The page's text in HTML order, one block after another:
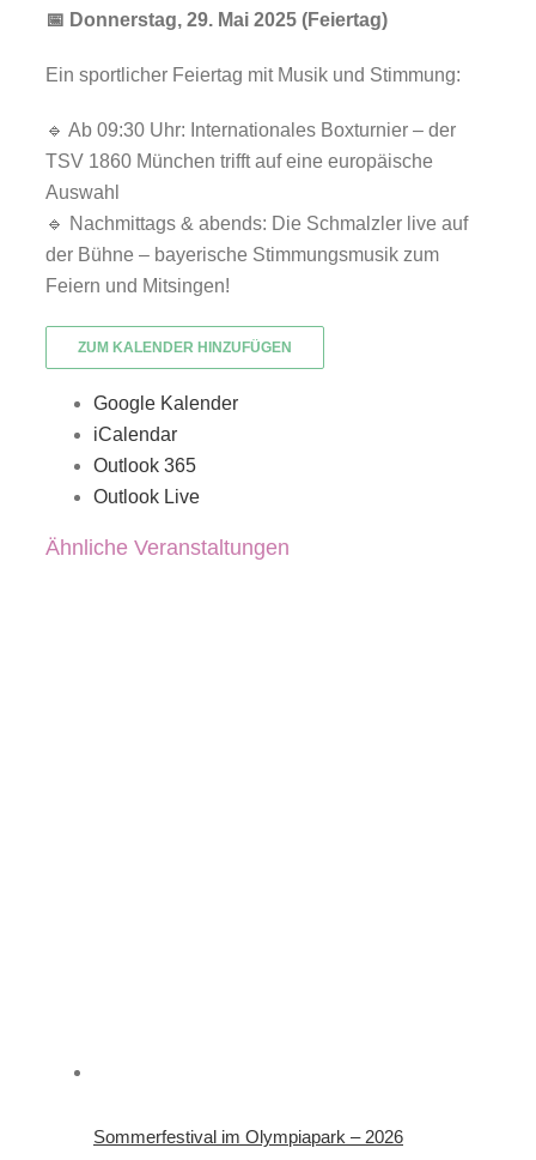
📅 Donnerstag, 29. Mai 2025 (Feiertag)
Ein sportlicher Feiertag mit Musik und Stimmung:
🔹 Ab 09:30 Uhr: Internationales Boxturnier – der
TSV 1860 München trifft auf eine europäische
Auswahl
🔹 Nachmittags & abends: Die Schmalzler live auf
der Bühne – bayerische Stimmungsmusik zum
Feiern und Mitsingen!
ZUM KALENDER HINZUFÜGEN
Google Kalender
iCalendar
Outlook 365
Outlook Live
Ähnliche Veranstaltungen
Sommerfestival im Olympiapark – 2026